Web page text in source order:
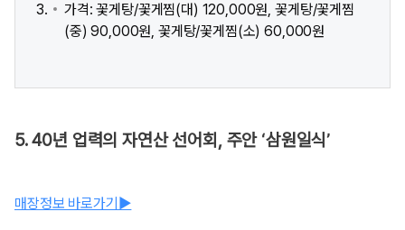
가격: 꽃게탕/꽃게찜(대) 120,000원, 꽃게탕/꽃게찜
(중) 90,000원, 꽃게탕/꽃게찜(소) 60,000원
5. 40년 업력의 자연산 선어회, 주안 ‘삼원일식’
매장정보 바로가기▶